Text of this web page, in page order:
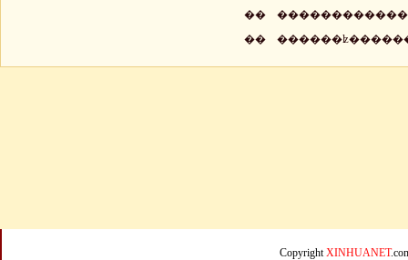
��
��
CopyrightXINHUANET